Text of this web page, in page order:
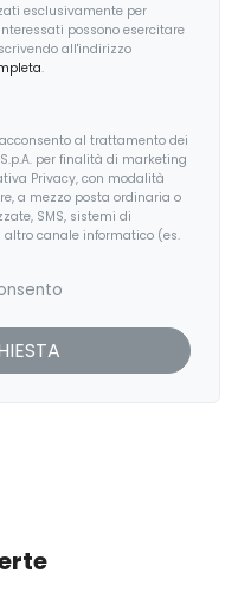
guidatore
esclusivamente per
possono esercitare
all'indirizzo
.
al trattamento dei
per finalità di marketing
Privacy, con modalità
a mezzo posta ordinaria o
SMS, sistemi di
canale informatico (es.